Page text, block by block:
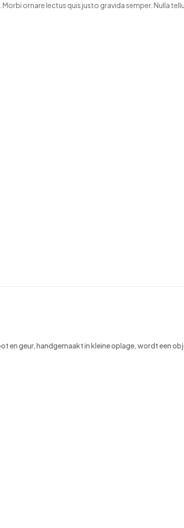
ornare lectus quis justo gravida semper. Nulla
en geur, handgemaakt in kleine oplage, wordt een